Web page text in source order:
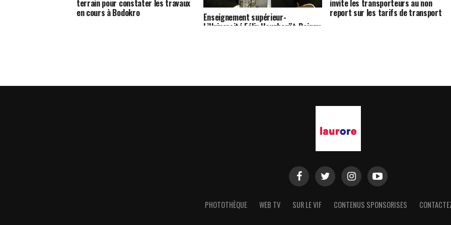
terrain pour constater les travaux
en cours à Bodokro Enseignement supérieur-
L’Université Félix Houphouët-Boigny
invite les transporteurs au non
report sur les tarifs de transport
PHOTOTHÈQUE WEB TV SUR LE VIF CONTENUS SPONSORISES